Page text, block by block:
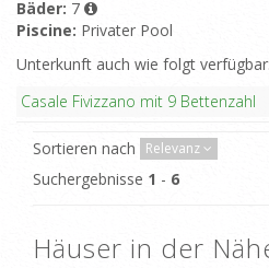
Bäder: 7
Piscine: Privater Pool
Unterkunft auch wie folgt
Casale Fivizzano mit 9 Bettenzahl
Sortieren nach Relevanz
Suchergebnisse 1 - 6
Häuser in der